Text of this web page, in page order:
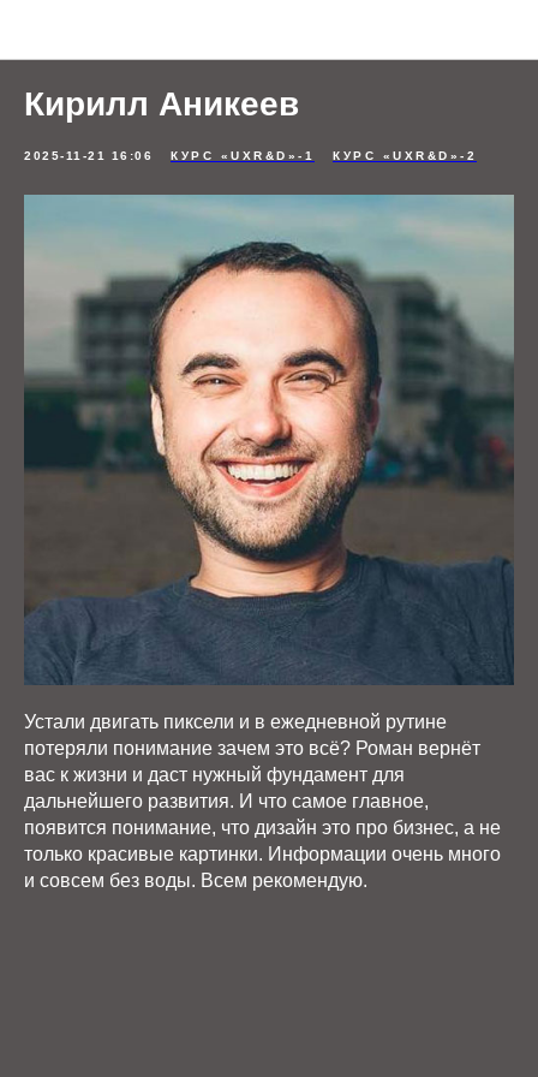
Кирилл Аникеев
2025-11-21 16:06 КУРС «UXR&D»-1 КУРС «UXR&D»-2
Устали двигать пиксели и в ежедневной рутине
потеряли понимание зачем это всё? Роман вернёт
вас к жизни и даст нужный фундамент для
дальнейшего развития. И что самое главное,
появится понимание, что дизайн это про бизнес, а не
только красивые картинки. Информации очень много
и совсем без воды. Всем рекомендую.